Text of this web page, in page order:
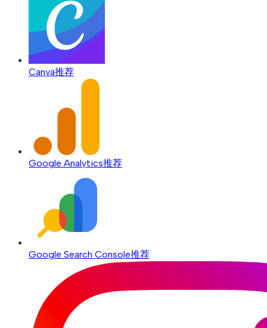
Canva推荐
Google Analytics推荐
Google Search Console推荐